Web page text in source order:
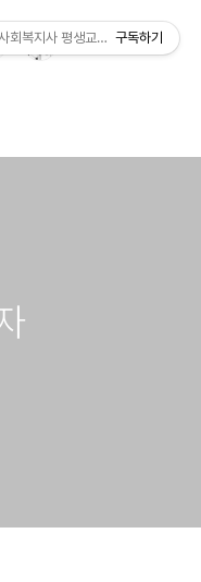
회복지사 평생교육사 국가자격증
구독하기